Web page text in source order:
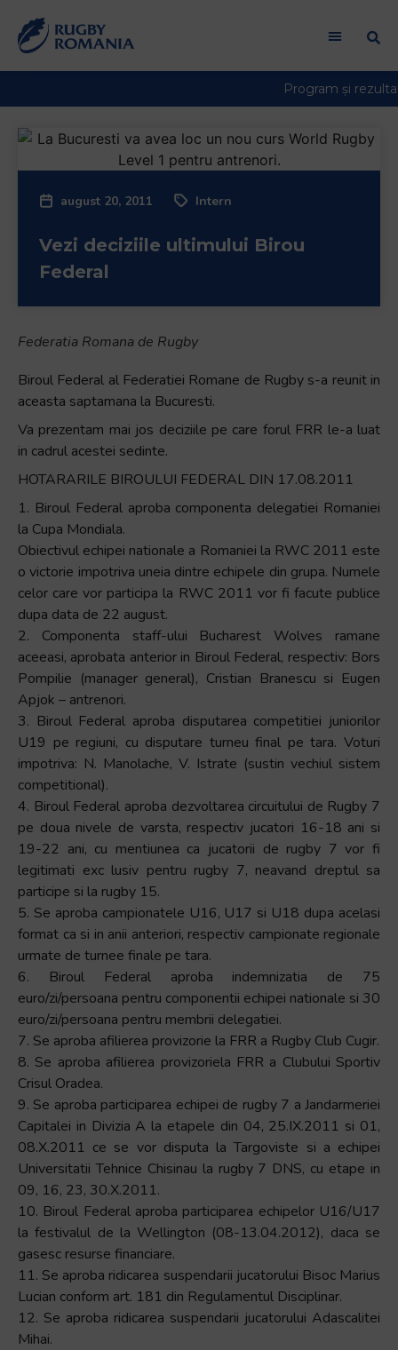
august 20, 2011 Intern
Vezi deciziile ultimului Birou
Federal
Federatia Romana de Rugby
Biroul Federal al Federatiei Romane de Rugby s-a reunit in
aceasta saptamana la Bucuresti.
Va prezentam mai jos deciziile pe care forul FRR le-a luat
in cadrul acestei sedinte.
HOTARARILE BIROULUI FEDERAL DIN 17.08.2011
1. Biroul Federal aproba componenta delegatiei Romaniei
la Cupa Mondiala.
Obiectivul echipei nationale a Romaniei la RWC 2011 este
o victorie impotriva uneia dintre echipele din grupa. Numele
celor care vor participa la RWC 2011 vor fi facute publice
dupa data de 22 august.
2. Componenta staff-ului Bucharest Wolves ramane
aceeasi, aprobata anterior in Biroul Federal, respectiv: Bors
Pompilie (manager general), Cristian Branescu si Eugen
Apjok – antrenori.
3. Biroul Federal aproba disputarea competitiei juniorilor
U19 pe regiuni, cu disputare turneu final pe tara. Voturi
impotriva: N. Manolache, V. Istrate (sustin vechiul sistem
competitional).
4. Biroul Federal aproba dezvoltarea circuitului de Rugby 7
pe doua nivele de varsta, respectiv jucatori 16-18 ani si
19-22 ani, cu mentiunea ca jucatorii de rugby 7 vor fi
legitimati exc lusiv pentru rugby 7, neavand dreptul sa
participe si la rugby 15.
5. Se aproba campionatele U16, U17 si U18 dupa acelasi
format ca si in anii anteriori, respectiv campionate regionale
urmate de turnee finale pe tara.
6. Biroul Federal aproba indemnizatia de 75
euro/zi/persoana pentru componentii echipei nationale si 30
euro/zi/persoana pentru membrii delegatiei.
7. Se aproba afilierea provizorie la FRR a Rugby Club Cugir.
8. Se aproba afilierea provizoriela FRR a Clubului Sportiv
Crisul Oradea.
9. Se aproba participarea echipei de rugby 7 a Jandarmeriei
Capitalei in Divizia A la etapele din 04, 25.IX.2011 si 01,
08.X.2011 ce se vor disputa la Targoviste si a echipei
Universitatii Tehnice Chisinau la rugby 7 DNS, cu etape in
09, 16, 23, 30.X.2011.
10. Biroul Federal aproba participarea echipelor U16/U17
la festivalul de la Wellington (08-13.04.2012), daca se
gasesc resurse financiare.
11. Se aproba ridicarea suspendarii jucatorului Bisoc Marius
Lucian conform art. 181 din Regulamentul Disciplinar.
12. Se aproba ridicarea suspendarii jucatorului Adascalitei
Mihai.